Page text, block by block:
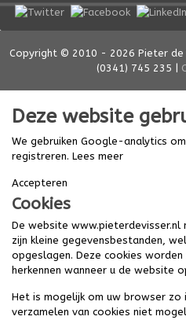
Copyright © 2010 - 2026 Pieter de
(0341) 745 235 |
Deze website
We gebruiken Google-analytics
registreren. Lees meer
Accepteren
Cookies
De website www.pieterdevisser.nl
zijn kleine gegevensbestanden,
opgeslagen. Deze cookies
herkennen wanneer u de website
Het is mogelijk om uw browser
verzamelen van cookies niet